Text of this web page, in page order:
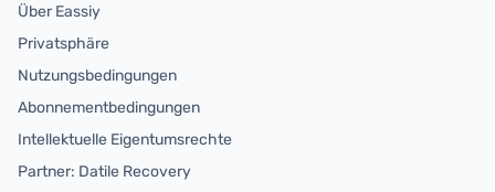
Über Eassiy
Privatsphäre
Nutzungsbedingungen
Abonnementbedingungen
Intellektuelle Eigentumsrechte
Partner: Datile Recovery